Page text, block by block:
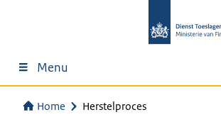
Menu
Home Herstelproces